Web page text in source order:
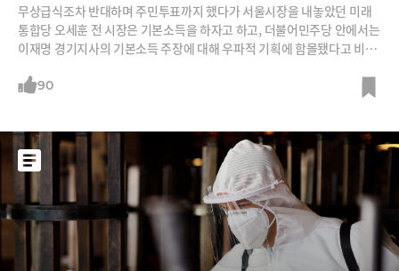
무상급식조차 반대하며 주민투표까지 했다가 서울시장을 내놓았던 미래
통합당 오세훈 전 시장은 기본소득을 하자고 하고, 더불어민주당 안에서는
이재명 경기지사의 기본소득 주장에 대해 우파적 기획에 함몰됐다고 비판
르기 때문이다. 기본소득의 목적과 방식이 누가 말하느냐에 따라 다 다르
일회성이 아니라
90